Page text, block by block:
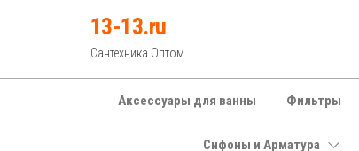
13-13.ru
Сантехника Оптом
Аксессуары для ванны Фильтры
Сифоны и Арматура